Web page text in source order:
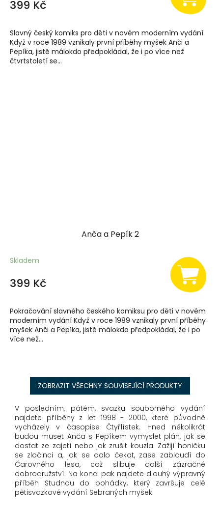
399 Kč
Slavný český komiks pro děti v novém moderním vydání.
Když v roce 1989 vznikaly první příběhy myšek Anči a
Pepíka, jistě málokdo předpokládal, že i po více než
čtvrtstoletí se...
Anča a Pepík 2
Skladem
399 Kč
Pokračování slavného českého komiksu pro děti v novém
moderním vydání Když v roce 1989 vznikaly první příběhy
myšek Anči a Pepíka, jistě málokdo předpokládal, že i po
více než...
ZOBRAZIT VŠECHNY SOUVISEJÍCÍ PRODUKTY
V posledním, pátém, svazku souborného vydání
najdete příběhy z let 1998 - 2000, které původně
vycházely v časopise Čtyřlístek. Hned několikrát
budou muset Anča s Pepíkem vymyslet plán, jak se
dostat ze zajetí nebo jak zrušit kouzla. Zažijí honičku
se zločinci a, jak se dalo čekat, zase zabloudí do
Čarovného lesa, což slibuje další zázračné
dobrodružství. Na konci pak najdete dlouhý výpravný
příběh Studnou do pohádky, který završuje celé
pětisvazkové vydání Sebraných myšek.